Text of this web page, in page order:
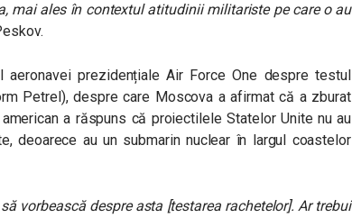
mai ales în contextul atitudinii militariste pe care o au
aeronavei prezidențiale Air Force One despre testul
Petrel), despre care Moscova a afirmat că a zburat
a răspuns că proiectilele Statelor Unite nu au
deoarece au un submarin nuclear în largul coastelor
vorbească despre asta [testarea rachetelor]. Ar trebui